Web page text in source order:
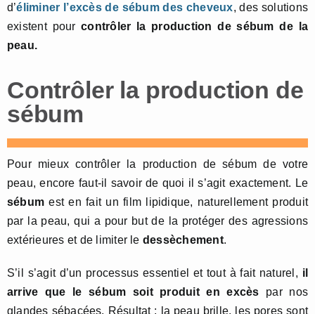
d’éliminer l’excès de sébum des cheveux, des solutions
existent pourcontrôler la production de sébum de la
peau.
Contrôler la production de
sébum
Pour mieux contrôler la production de sébum de votre
peau, encore faut-il savoir de quoi il s’agit exactement. Le
sébum est en fait un film lipidique, naturellement produit
par la peau, qui a pour but de la protéger des agressions
extérieures et de limiter le dessèchement.
S’il s’agit d’un processus essentiel et tout à fait naturel, il
arrive que le sébum soit produit en excès par nos
glandes sébacées. Résultat : la peau brille, les pores sont